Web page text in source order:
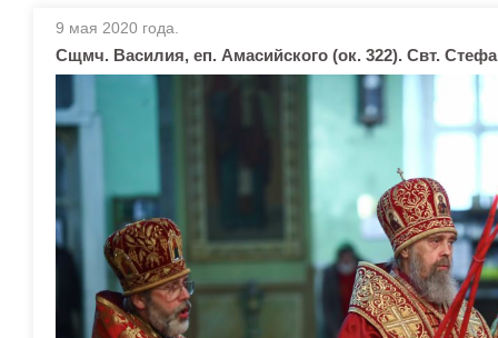
9 мая 2020 года.
Сщмч. Василия, еп. Амасийского (ок. 322). Свт.